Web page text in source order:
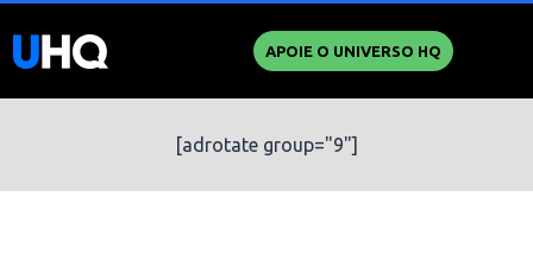
APOIE O UNIVERSO HQ
[adrotate group="9"]